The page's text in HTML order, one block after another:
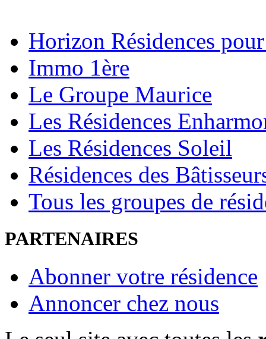
Horizon Résidences
Immo 1ère
Le Groupe Maurice
Les Résidences
Les Résidences Soleil
Résidences des
Tous les groupes de
PARTENAIRES
Abonner votre résidence
Annoncer chez nous